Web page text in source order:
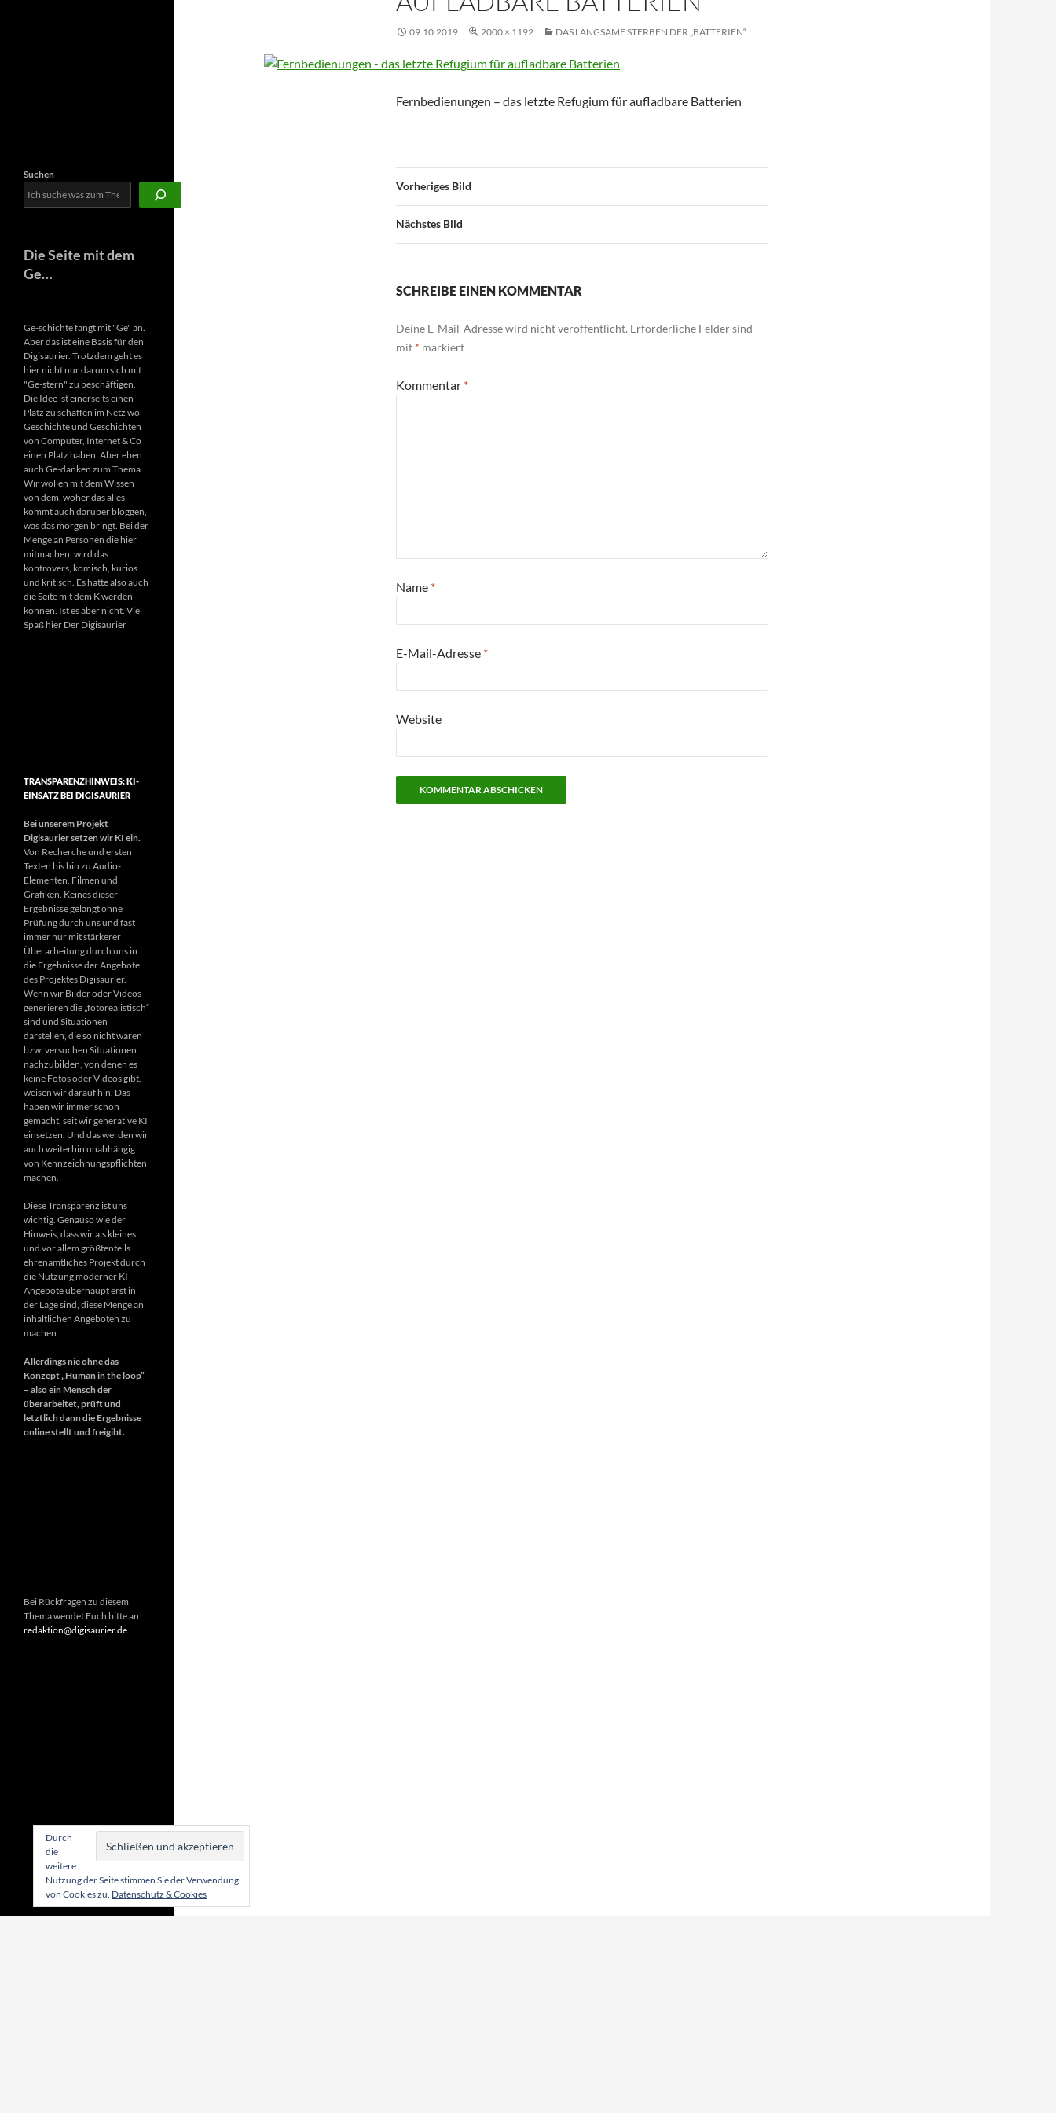
09.10.2019 2000 × 1192 DAS LANGSAME STERBEN DER „BATTERIEN“…
Fernbedienungen – das letzte Refugium für aufladbare Batterien
Vorheriges Bild
Nächstes Bild
SCHREIBE EINEN KOMMENTAR
Deine E-Mail-Adresse wird nicht veröffentlicht. Erforderliche Felder sind
mit * markiert
Kommentar *
Name *
E-Mail-Adresse *
Website
Suchen
Die Seite mit dem
Ge…
Ge-schichte fängt mit "Ge" an.
Aber das ist eine Basis für den
Digisaurier. Trotzdem geht es
hier nicht nur darum sich mit
"Ge-stern" zu beschäftigen.
Die Idee ist einerseits einen
Platz zu schaffen im Netz wo
Geschichte und Geschichten
von Computer, Internet & Co
einen Platz haben. Aber eben
auch Ge-danken zum Thema.
Wir wollen mit dem Wissen
von dem, woher das alles
kommt auch darüber bloggen,
was das morgen bringt. Bei der
Menge an Personen die hier
mitmachen, wird das
kontrovers, komisch, kurios
und kritisch. Es hatte also auch
die Seite mit dem K werden
können. Ist es aber nicht. Viel
Spaß hier Der Digisaurier
TRANSPARENZHINWEIS: KI-
EINSATZ BEI DIGISAURIER
Bei unserem Projekt
Digisaurier setzen wir KI ein.
Von Recherche und ersten
Texten bis hin zu Audio-
Elementen, Filmen und
Grafiken. Keines dieser
Ergebnisse gelangt ohne
Prüfung durch uns und fast
immer nur mit stärkerer
Überarbeitung durch uns in
die Ergebnisse der Angebote
des Projektes Digisaurier.
Wenn wir Bilder oder Videos
generieren die „fotorealistisch“
sind und Situationen
darstellen, die so nicht waren
bzw. versuchen Situationen
nachzubilden, von denen es
keine Fotos oder Videos gibt,
weisen wir darauf hin. Das
haben wir immer schon
gemacht, seit wir generative KI
einsetzen. Und das werden wir
auch weiterhin unabhängig
von Kennzeichnungspflichten
machen.
Diese Transparenz ist uns
wichtig. Genauso wie der
Hinweis, dass wir als kleines
und vor allem größtenteils
ehrenamtliches Projekt durch
die Nutzung moderner KI
Angebote überhaupt erst in
der Lage sind, diese Menge an
inhaltlichen Angeboten zu
machen.
Allerdings nie ohne das
Konzept „Human in the loop“
– also ein Mensch der
überarbeitet, prüft und
letztlich dann die Ergebnisse
online stellt und freigibt.
Bei Rückfragen zu diesem
Thema wendet Euch bitte an
redaktion@digisaurier.de
Durch
die
weitere
Nutzung der Seite stimmen Sie der Verwendung
von Cookies zu. Datenschutz & Cookies